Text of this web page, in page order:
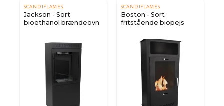
SCANDIFLAMES
Jackson - Sort
bioethanol brændeovn
SCANDIFLAMES
Boston - Sort
fritstående biopejs